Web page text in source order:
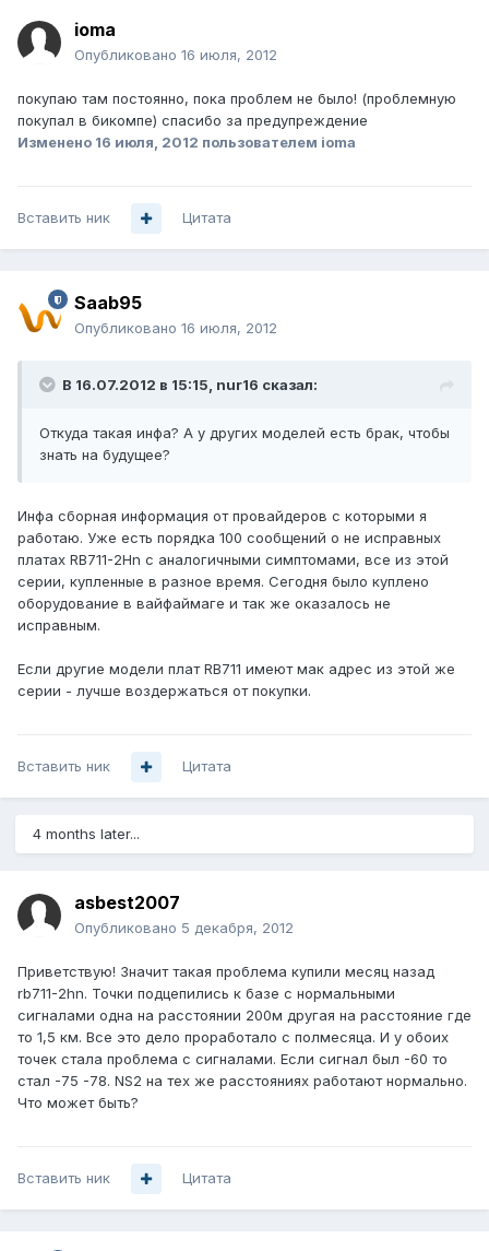
ioma
Опубликовано 16 июля, 2012
покупаю там постоянно, пока проблем не было! (проблемную
покупал в бикомпе) спасибо за предупреждение
Изменено 16 июля, 2012 пользователем ioma
Вставить ник Цитата
Saab95
Опубликовано 16 июля, 2012
В 16.07.2012 в 15:15, nur16 сказал:
Откуда такая инфа? А у других моделей есть брак, чтобы
знать на будущее?
Инфа сборная информация от провайдеров с которыми я
работаю. Уже есть порядка 100 сообщений о не исправных
платах RB711-2Hn с аналогичными симптомами, все из этой
серии, купленные в разное время. Сегодня было куплено
оборудование в вайфаймаге и так же оказалось не
исправным.
Если другие модели плат RB711 имеют мак адрес из этой же
серии - лучше воздержаться от покупки.
Вставить ник Цитата
4 months later...
asbest2007
Опубликовано 5 декабря, 2012
Приветствую! Значит такая проблема купили месяц назад
rb711-2hn. Точки подцепились к базе с нормальными
сигналами одна на расстоянии 200м другая на расстояние где
то 1,5 км. Все это дело проработало с полмесяца. И у обоих
точек стала проблема с сигналами. Если сигнал был -60 то
стал -75 -78. NS2 на тех же расстояниях работают нормально.
Что может быть?
Вставить ник Цитата